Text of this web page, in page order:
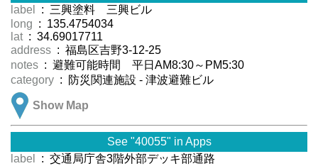
label
: 三興塗料 三興ビル
long : 135.4754034
lat : 34.69017711
address : 福島区吉野3-12-25
notes : 避難可能時間 平日AM8:30～PM5:30
category : 防災関連施設 - 津波避難ビル
Show Map
See "40055" in Apps
label
: 交通局庁舎3階外部デッキ部通路